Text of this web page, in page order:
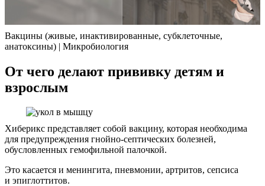
Вакцины (живые, инактивированные, субклеточные,
анатоксины) | Микробиология
От чего делают прививку детям и
взрослым
Хиберикс представляет собой вакцину, которая необходима
для предупреждения гнойно-септических болезней,
обусловленных гемофильной палочкой.
Это касается и менингита, пневмонии, артритов, сепсиса
и эпиглоттитов.